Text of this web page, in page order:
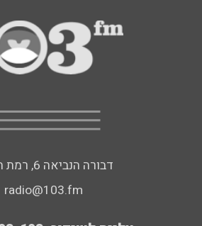
דבורה הנביאה 6, רמת השרון
radio@103.fm